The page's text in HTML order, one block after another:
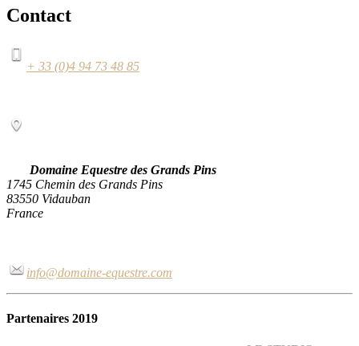
Contact
+ 33 (0)4 94 73 48 85
Domaine Equestre des Grands Pins
1745 Chemin des Grands Pins
83550 Vidauban
France
info@domaine-equestre.com
Partenaires 2019